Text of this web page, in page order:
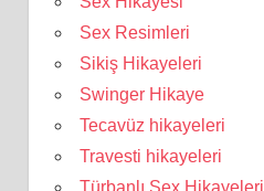
Sex Resimleri
Sikiş Hikayeleri
Swinger Hikaye
Tecavüz hikayeleri
Travesti hikayeleri